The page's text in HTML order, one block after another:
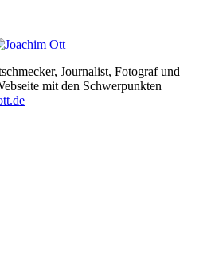
Journalist, Fotograf und
mit den Schwerpunkten